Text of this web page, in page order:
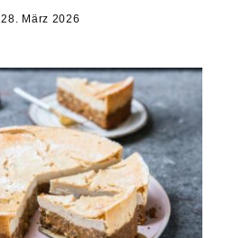
28. März 2026